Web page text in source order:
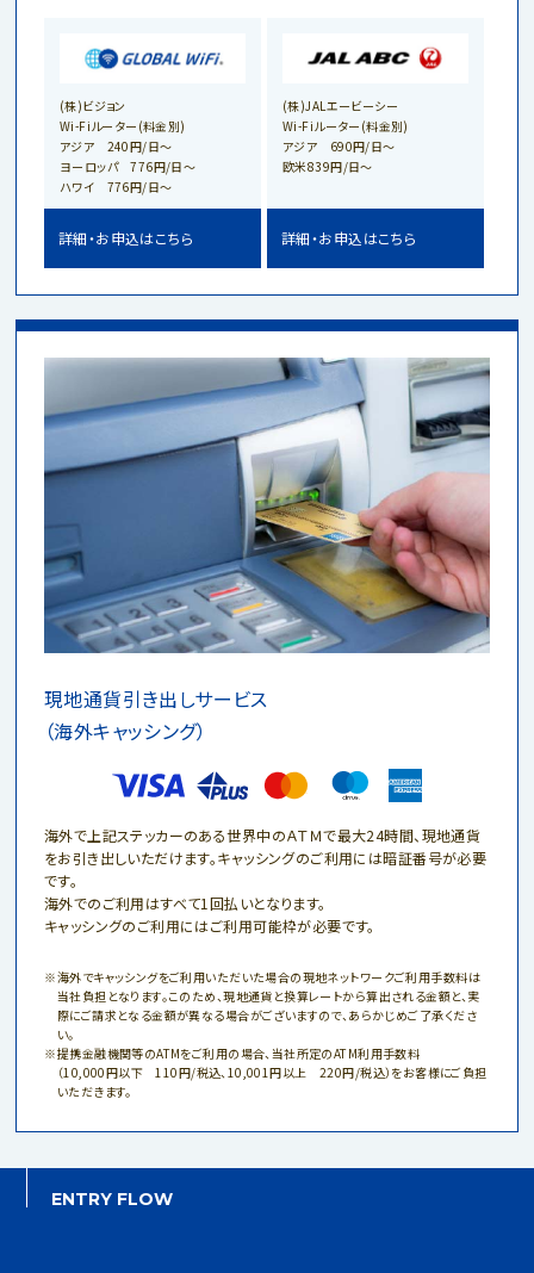
(株)ビジョン
Wi-Fiルーター(料金別)
アジア 240円/日〜
ヨーロッパ 776円/日〜
ハワイ 776円/日〜
詳細・お申込はこちら
(株)JALエービーシー
Wi-Fiルーター(料金別)
アジア 690円/日～
欧米839円/日～
詳細・お申込はこちら
現地通貨引き出しサービス
（海外キャッシング）
海外で上記ステッカーのある世界中のＡＴＭで最大24時間、 現地通貨
をお引き出しいただけます。キャッシングのご利用には暗証番号が必要
です。
海外でのご利用はすべて1回払いとなります。
キャッシングのご利用にはご利用可能枠が必要です。
海外でキャッシングをご利用いただいた場合の現地ネットワークご利用手数料は
当社負担となります。このため、現地通貨と換算レートから算出される金額と、実
際にご請求となる金額が異なる場合がございますので、あらかじめご了承くださ
い。
提携金融機関等のATMをご利用の場合、当社所定のATM利用手数料
（10,000円以下 110円/税込、10,001円以上 220円/税込）をお客様にご負担
いただきます。
ENTRY FLOW